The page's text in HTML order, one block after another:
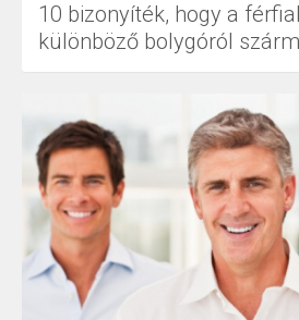
10 bizonyíték, hogy a
különböző bolygóról